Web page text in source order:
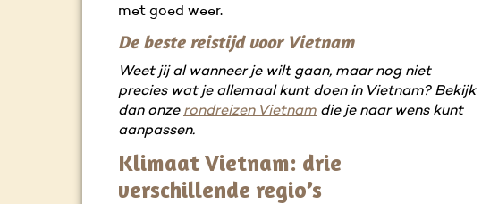
met goed weer.
De beste reistijd voor Vietnam
Weet jij al wanneer je wilt gaan, maar nog niet
precies wat je allemaal kunt doen in Vietnam? Bekijk
dan onze rondreizen Vietnam die je naar wens kunt
aanpassen.
Klimaat Vietnam: drie
verschillende regio’s